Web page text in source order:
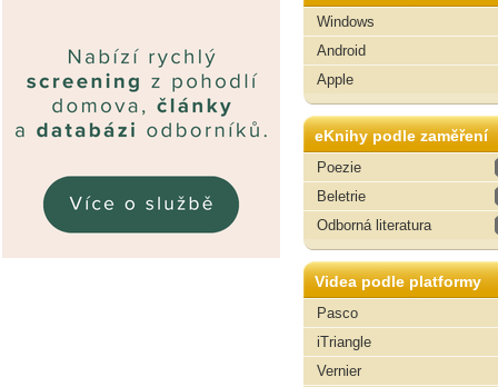
Windows
Android
Apple
eKnihy podle zaměření
Poezie
Beletrie
Odborná literatura
Videa podle platformy
Pasco
iTriangle
Vernier